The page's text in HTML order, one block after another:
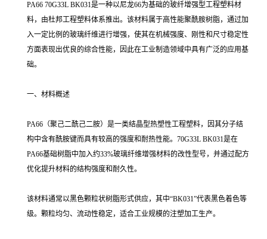
PA66 70G33L BK031是一种以尼龙66为基础的玻纤增强型工程塑料材
料，由杜邦工程塑料体系推出。该材料属于高性能聚酰胺树脂，通过加
入一定比例的玻璃纤维进行增强，使其在机械强度、刚性和尺寸稳定性
方面表现出优良的综合性能，因此在工业制造领域中具有广泛的应用基
础。
一、材料概述
PA66（聚己二酰己二胺）是一类结晶型热塑性工程塑料，因其分子结
构中含有酰胺键而具有较高的强度和耐热性能。70G33L BK031是在
PA66基础树脂中加入约33%玻璃纤维增强材料的改性型号，并通过配方
优化提升材料的结构强度和耐久性。
该材料通常以黑色颗粒状树脂形式供应，其中“BK031”代表黑色着色等
级。颗粒均匀、流动性稳定，适合工业规模的注塑加工生产。